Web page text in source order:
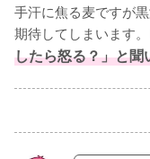
手汗に焦る麦ですが
期待してしまいます。
したら怒る？」と